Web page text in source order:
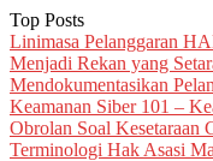
Top Posts
Linimasa Pelanggaran
Menjadi Rekan yang
Mendokumentasikan
Keamanan Siber 101 –
Obrolan Soal Kesetaraan
Terminologi Hak Asasi